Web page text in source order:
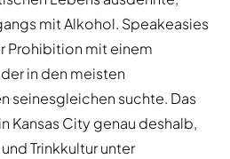
mit Alkohol. Speakeasies
Prohibition mit einem
in den meisten
seinesgleichen suchte. Das
Kansas City genau deshalb,
Trinkkultur unter